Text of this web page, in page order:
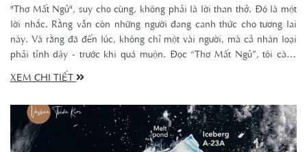
"Thơ Mất Ngủ", suy cho cùng, không phải là lời than thở. Đó là một
lời nhắc. Rằng vẫn còn những người đang canh thức cho tương lai
này. Và rằng đã đến lúc, không chỉ một vài người, mà cả nhân loại
phải tỉnh dậy - trước khi quá muộn. Đọc “Thơ Mất Ngủ”, tôi càng
cảm nhận rõ hơn trách nhiệm của mình, của mỗi chúng ta. Không
chỉ nói, không chỉ xúc động, mà là hành động, là chung tay, để
XEM CHI TIẾT